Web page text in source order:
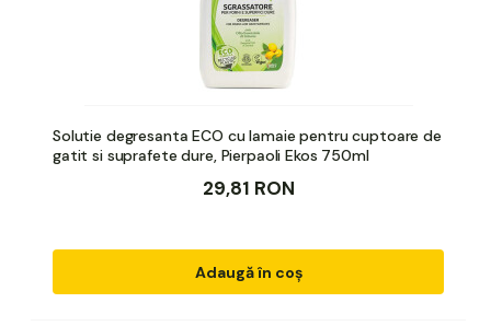
Solutie degresanta ECO cu lamaie pentru cuptoare de
gatit si suprafete dure, Pierpaoli Ekos 750ml
29,81 RON
Adaugă în coș